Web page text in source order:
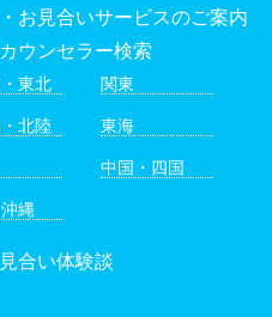
お見合いサービスのご案内
ウンセラー検索
東北
関東
北陸
東海
中国・四国
縄
合い体験談